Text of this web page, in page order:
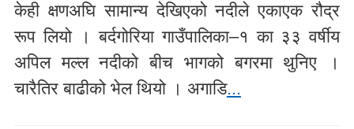
केही क्षणअघि सामान्य देखिएको नदीले एकाएक रौद्र
रूप लियो । बर्दगोरिया गाउँपालिका–१ का ३३ वर्षीय
अपिल मल्ल नदीको बीच भागको बगरमा थुनिए ।
चारैतिर बाढीको भेल थियो । अगाडि...